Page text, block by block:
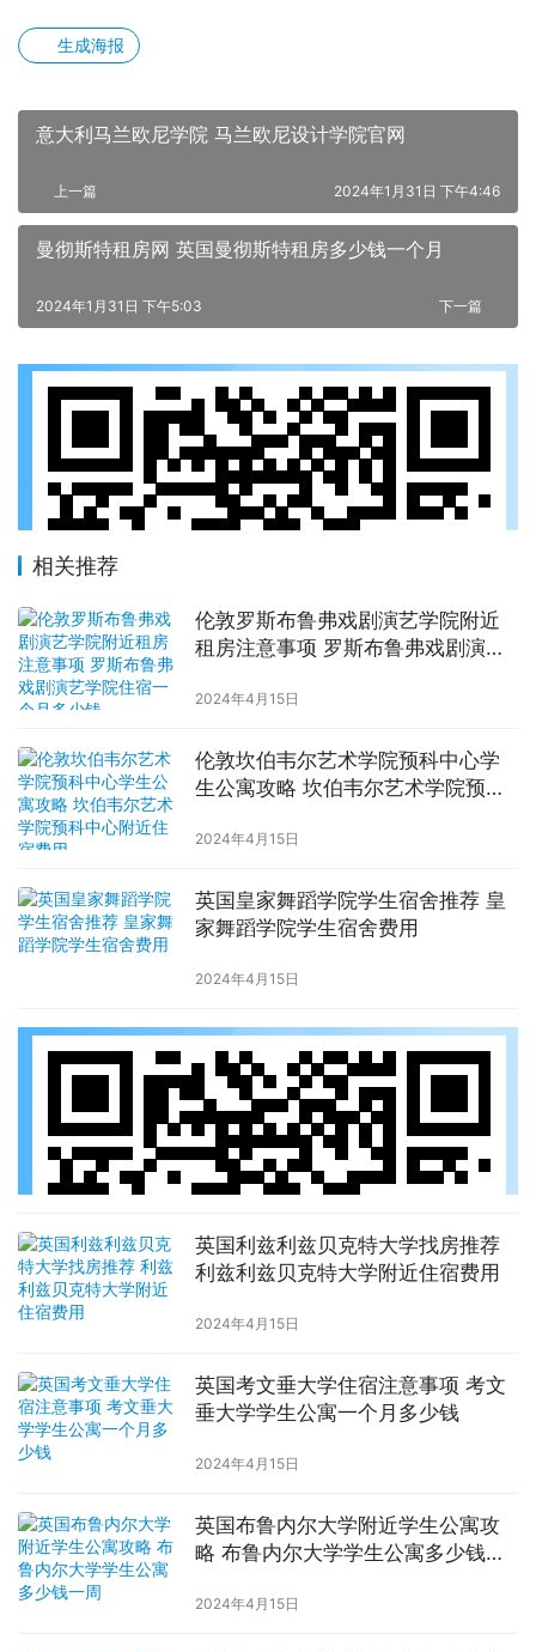
生成海报
意大利马兰欧尼学院 马兰欧尼设计学院官网
上一篇 2024年1月31日 下午4:46
曼彻斯特租房网 英国曼彻斯特租房多少钱一个月
下一篇
2024年1月31日 下午5:03
相关推荐
伦敦罗斯布鲁弗戏剧演艺学院附近
租房注意事项 罗斯布鲁弗戏剧演艺
2024年4月15日
伦敦坎伯韦尔艺术学院预科中心学
生公寓攻略 坎伯韦尔艺术学院预科
2024年4月15日
英国皇家舞蹈学院学生宿舍推荐 皇
家舞蹈学院学生宿舍费用
2024年4月15日
英国利兹利兹贝克特大学找房推荐
利兹利兹贝克特大学附近住宿费用
2024年4月15日
英国考文垂大学住宿注意事项 考文
垂大学学生公寓一个月多少钱
2024年4月15日
英国布鲁内尔大学附近学生公寓攻
略 布鲁内尔大学学生公寓多少钱一
2024年4月15日